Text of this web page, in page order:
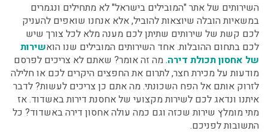
השירותים של אתר "המובילים בישראל" לא מתחילים ונגמרים
במשאיות הובלה שיוצאות להוביל, אלא אנחנו שואפים להעניק
לכם קשת של שירותים שתיתן לכם מענה מלא לכל צורך שיש
לכם בתחום ההובלות. אחד השירותים המובילים שנו הואשירות
של אחסון תכולת דירה. מה זה אומר? שאתם לא צריכים לפרסם
מודעות על מכירת חצר, לתרום את החפצים היקרים לכם או חלילה
לזרוק אותם אל הפח השכונתי. מה אתם כן צריכים לעשות? לדבר
איתנו ונדאג לכם לשירות מקצועי שלאחסנת דירות באשדוד. אז
מתי מומלץ שירות שכזה וגם כמה עולה אחסון דירה באשדוד? כל
התשובות לפניכם.